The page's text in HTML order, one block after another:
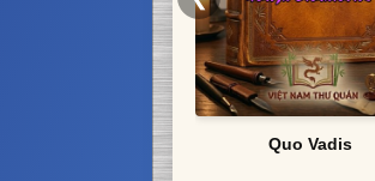
Quo Vadis